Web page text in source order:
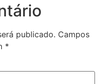
publicado. Campos
*